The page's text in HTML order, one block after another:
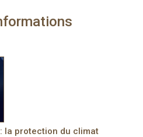
pour une fermeture douce et
de montage : système en
- Joint d'étanchéité
et insonorisation Il existe
Sinus qui permet de bénéficier
plus grâce à la forme
à la façade une touche
La bicoloration et
sont proposés pour un
: la protection du climat